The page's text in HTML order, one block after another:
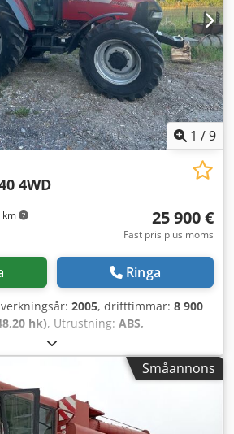
1 /9
km
4WD
25 900 €
Fast pris plus moms
Ringa
2005, drifttimmar: 8 900
hk), Utrustning: ABS,
2 507 mm Crsdpfewlmt Iex Agxjf
2 723 mm Nominell effekt: 105,9
varvtal: 2 200 varv/min Antal
7 480 cm³ Vridmomentsökning: 51,3
Småannons